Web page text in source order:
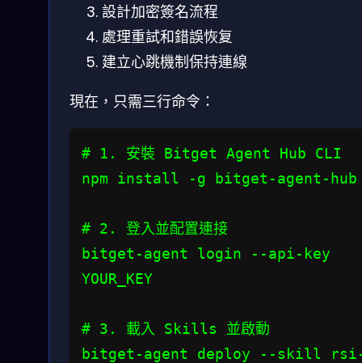
設計加密簽名流程
處理重試和錯誤恢复
建立心跳機制保持連線
現在，只需三行命令：
# 1. 安裝 Bitget Agent Hub CLI
npm install -g bitget-agent-hub
# 2. 登入並配置連接
bitget-agent login --api-key
YOUR_KEY
# 3. 載入 Skills 並啟動
bitget-agent deploy --skill